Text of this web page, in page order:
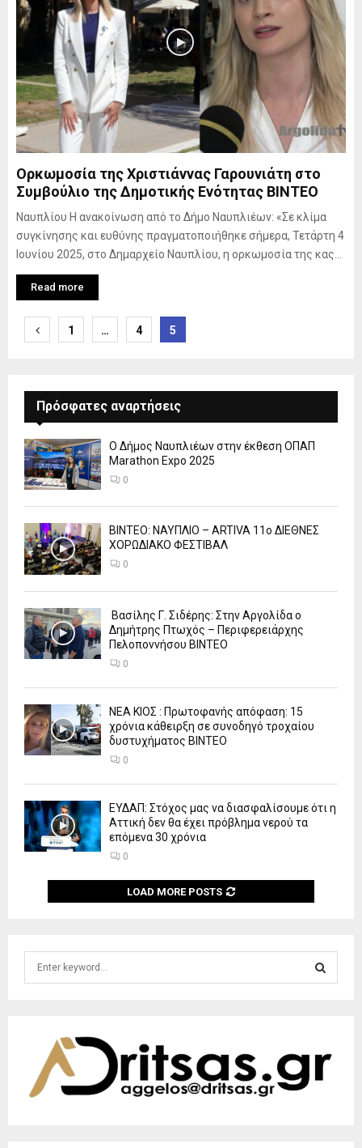
Ορκωμοσία της Χριστιάννας Γαρουνιάτη στο
Συμβούλιο της Δημοτικής Ενότητας ΒΙΝΤΕΟ
Ναυπλίου Η ανακοίνωση από το Δήμο Ναυπλιέων: «Σε κλίμα
συγκίνησης και ευθύνης πραγματοποιήθηκε σήμερα, Τετάρτη 4
Ιουνίου 2025, στο Δημαρχείο Ναυπλίου, η ορκωμοσία της κας...
Read more
Posts
1 … 4 5
Πρόσφατες αναρτήσεις
Ο Δήμος Ναυπλιέων στην έκθεση ΟΠΑΠ
Marathon Expo 2025
0
ΒΙΝΤΕΟ: ΝΑΥΠΛΙΟ – ARTIVA 11ο ΔΙΕΘΝΕΣ
ΧΟΡΩΔΙΑΚΟ ΦΕΣΤΙΒΑΛ
0
Βασίλης Γ. Σιδέρης: Στην Αργολίδα ο
Δημήτρης Πτωχός – Περιφερειάρχης
Πελοποννήσου ΒΙΝΤΕΟ
0
ΝΕΑ ΚΙΟΣ : Πρωτοφανής απόφαση: 15
χρόνια κάθειρξη σε συνοδηγό τροχαίου
δυστυχήματος ΒΙΝΤΕΟ
0
ΕΥΔΑΠ: Στόχος μας να διασφαλίσουμε ότι η
Αττική δεν θα έχει πρόβλημα νερού τα
επόμενα 30 χρόνια
0
LOAD MORE POSTS
A